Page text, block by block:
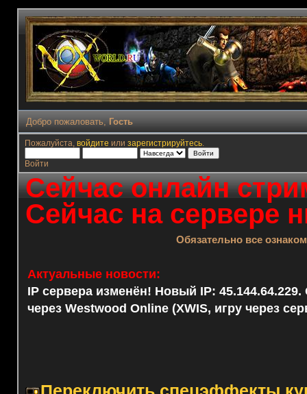
Добро пожаловать, Гость
Пожалуйста, войдите или зарегистрируйтесь.
Войти
Сейчас онлайн
Сейчас на сервере
Обязательно все
Актуальные новости:
IP сервера изменён! Новый IP: 45.144.64.229.
через Westwood Online (XWIS, игру через